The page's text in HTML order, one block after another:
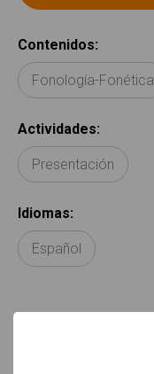
Contenidos:
Fonología-Fonética
Actividades:
Presentación
Idiomas:
Español